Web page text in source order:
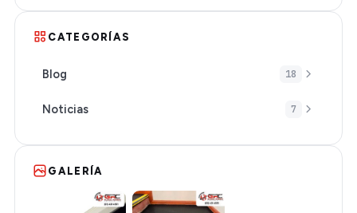
CATEGORÍAS
Blog 18
Noticias 7
GALERÍA